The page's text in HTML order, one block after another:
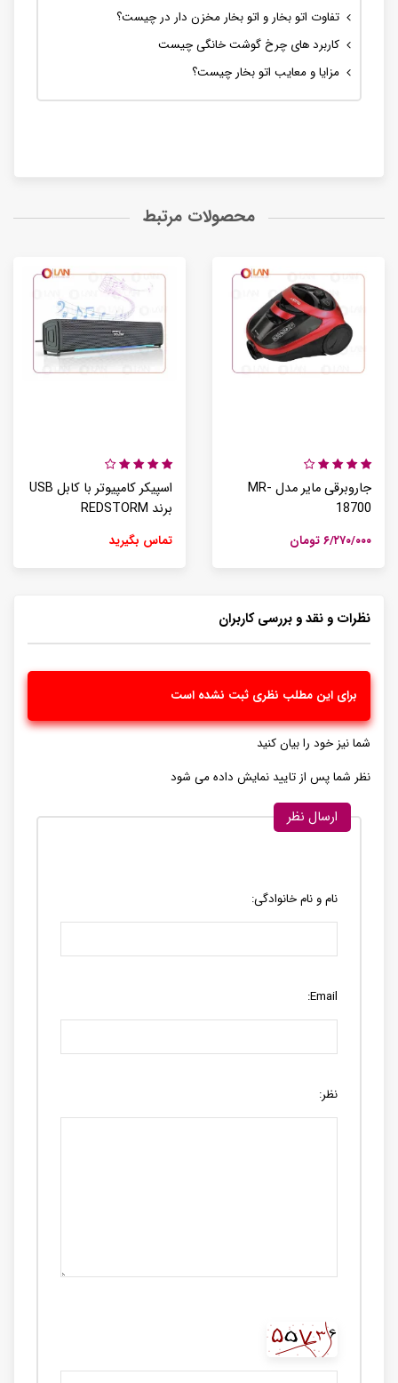
تفاوت اتو بخار و اتو بخار مخزن دار در چیست؟
کاربرد های چرخ گوشت خانگی چیست
مزایا و معایب اتو بخار چیست؟
محصولات مرتبط
اسپیکر کامپیوتر با کابل USB
برند REDSTORM
تماس بگیرید
جاروبرقی مایر مدل MR-
18700
۶/۲۷۰/۰۰۰ تومان
نظرات و نقد و بررسی کاربران
برای این مطلب نظری ثبت نشده است
شما نیز خود را بیان کنید
نظر شما پس از تایید نمایش داده می شود
ارسال نظر
نام و نام خانوادگی:
Email:
نظر: